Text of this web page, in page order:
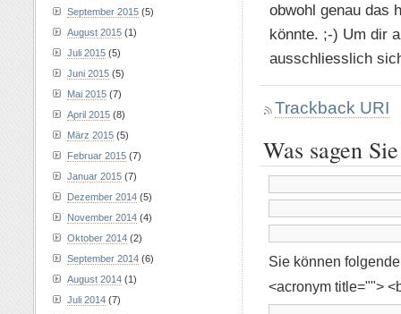
obwohl genau das
könnte. ;-) Um dir
ausschliesslich
Trackback URI
Was sagen
Sie können
<acronym title="">
September 2015 (5)
August 2015 (1)
Juli 2015 (5)
Juni 2015 (5)
Mai 2015 (7)
April 2015 (8)
März 2015 (5)
Februar 2015 (7)
Januar 2015 (7)
Dezember 2014 (5)
November 2014 (4)
Oktober 2014 (2)
September 2014 (6)
August 2014 (1)
Juli 2014 (7)